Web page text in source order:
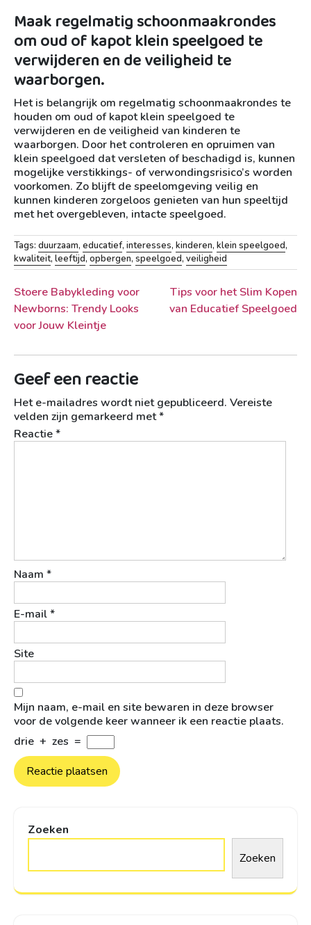
Maak regelmatig schoonmaakrondes
om oud of kapot klein speelgoed te
verwijderen en de veiligheid te
waarborgen.
Het is belangrijk om regelmatig schoonmaakrondes te
houden om oud of kapot klein speelgoed te
verwijderen en de veiligheid van kinderen te
waarborgen. Door het controleren en opruimen van
klein speelgoed dat versleten of beschadigd is, kunnen
mogelijke verstikkings- of verwondingsrisico’s worden
voorkomen. Zo blijft de speelomgeving veilig en
kunnen kinderen zorgeloos genieten van hun speeltijd
met het overgebleven, intacte speelgoed.
Tags: duurzaam, educatief, interesses, kinderen, klein speelgoed,
kwaliteit, leeftijd, opbergen, speelgoed, veiligheid
Berichtnavigatie
Stoere Babykleding voor
Newborns: Trendy Looks
voor Jouw Kleintje
Tips voor het Slim Kopen
van Educatief Speelgoed
Geef een reactie
Het e-mailadres wordt niet gepubliceerd. Vereiste
velden zijn gemarkeerd met*
Reactie*
Naam *
E-mail*
Site
Mijn naam, e-mail en site bewaren in deze browser
voor de volgende keer wanneer ik een reactie plaats.
drie + zes =
Zoeken
Zoeken